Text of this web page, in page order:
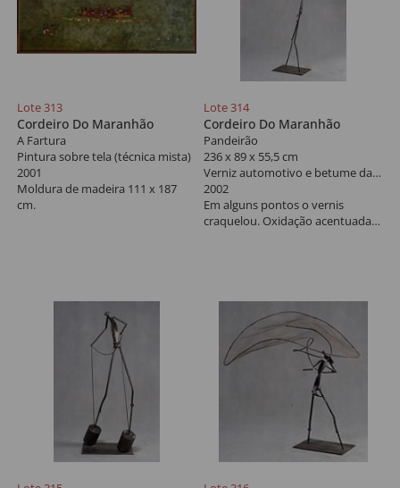
Lote 313
Cordeiro Do Maranhão
A Fartura
Pintura sobre tela (técnica mista)
2001
Moldura de madeira 111 x 187
cm.
Lote 314
Cordeiro Do Maranhão
Pandeirão
236 x 89 x 55,5 cm
Verniz automotivo e betume da Judéia sobre chapa e cantoneira de ferro, vergalhão de ferro liso e vergalhão de aço frisado
2002
Em alguns pontos o vernis
craquelou. Oxidação acentuada